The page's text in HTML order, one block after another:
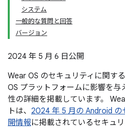
システム
一般的な質問と回答
バージョン
2024 年 5 月 6 日公開
Wear OS のセキュリティに関す
OS プラットフォームに影響を与
性の詳細を掲載しています。
トは、 2024 年 5 月の Android
開情報に掲載されているセキュ